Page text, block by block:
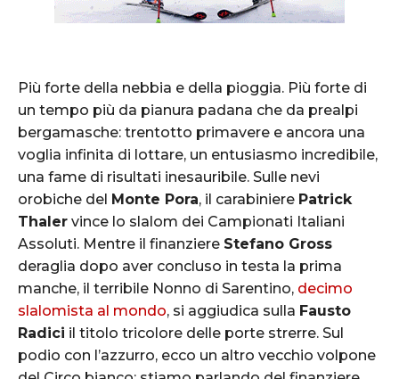
Più forte della nebbia e della pioggia. Più forte di
un tempo più da pianura padana che da prealpi
bergamasche: trentotto primavere e ancora una
voglia infinita di lottare, un entusiasmo incredibile,
una fame di risultati inesauribile. Sulle nevi
orobiche del Monte Pora, il carabiniere Patrick
Thaler vince lo slalom dei Campionati Italiani
Assoluti. Mentre il finanziere Stefano Gross
deraglia dopo aver concluso in testa la prima
manche, il terribile Nonno di Sarentino, decimo
slalomista al mondo, si aggiudica sulla Fausto
Radici il titolo tricolore delle porte strerre. Sul
podio con l’azzurro, ecco un altro vecchio volpone